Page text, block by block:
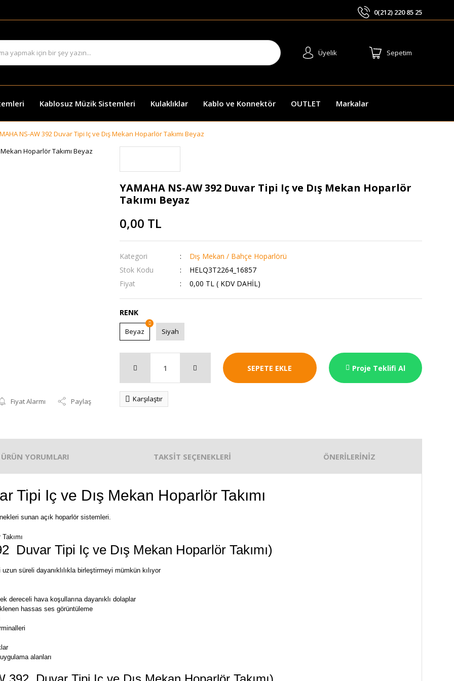
0(212) 220 85 25
Üyelik Sepetim
Kablosuz Müzik Sistemleri Kulaklıklar Kablo ve Konnektör OUTLET Markalar
NS-AW 392 Duvar Tipi Iç ve Dış Mekan Hoparlör Takımı Beyaz
Fiyat Alarmı Paylaş
YAMAHA NS-AW 392 Duvar Tipi Iç ve Dış Mekan Hoparlör
Takımı Beyaz
0,00 TL
Kategori
Dış Mekan / Bahçe Hoparlörü
Stok Kodu
HELQ3T2264_16857
Fiyat
0,00 TL ( KDV DAHİL)
RENK
Beyaz Siyah
SEPETE EKLE Proje Teklifi Al
Karşılaştır
ÜRÜN YORUMLARI TAKSİT SEÇENEKLERİ ÖNERİLERİNİZ
Tipi Iç ve Dış Mekan Hoparlör Takımı
sunan açık hoparlör sistemleri.
Duvar Tipi Iç ve Dış Mekan Hoparlör Takımı)
süreli dayanıklılıkla birleştirmeyi mümkün kılıyor
dereceli hava koşullarına dayanıklı dolaplar
hassas ses görüntüleme
alanları